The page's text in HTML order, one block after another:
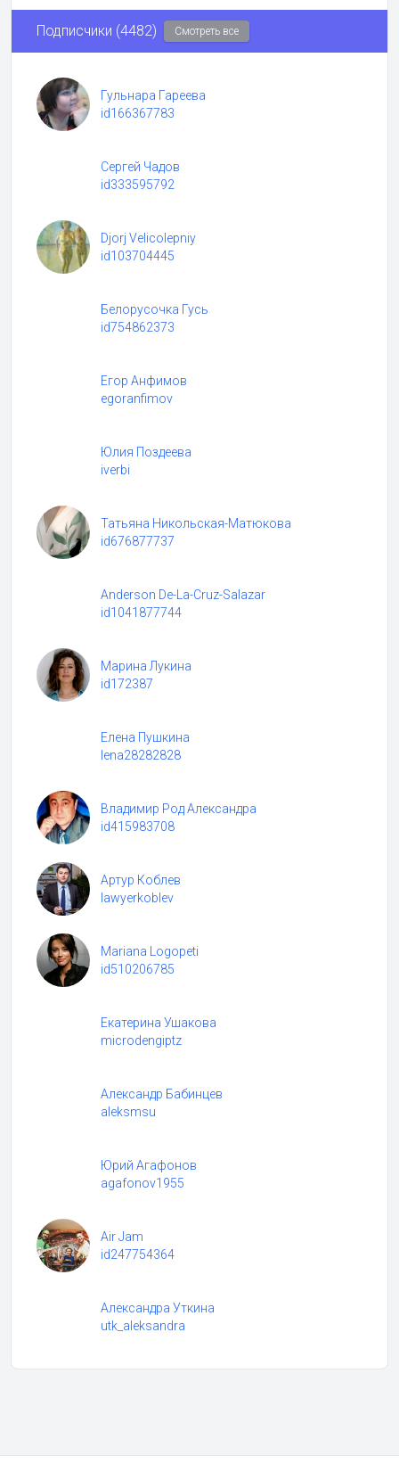
Подписчики (4482) Смотреть все
Гульнара Гареева
id166367783
Сергей Чадов
id333595792
Djorj Velicolepniy
id103704445
Белорусочка Гусь
id754862373
Егор Анфимов
egoranfimov
Юлия Поздеева
iverbi
Татьяна Никольская-Матюкова
id676877737
Anderson De-La-Cruz-Salazar
id1041877744
Марина Лукина
id172387
Елена Пушкина
lena28282828
Владимир Род Александра
id415983708
Артур Коблев
lawyerkoblev
Mariana Logopeti
id510206785
Екатерина Ушакова
microdengiptz
Александр Бабинцев
aleksmsu
Юрий Агафонов
agafonov1955
Air Jam
id247754364
Александра Уткина
utk_aleksandra